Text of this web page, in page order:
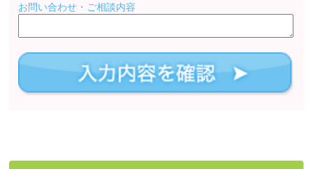
お問い合わせ・ご相談内容